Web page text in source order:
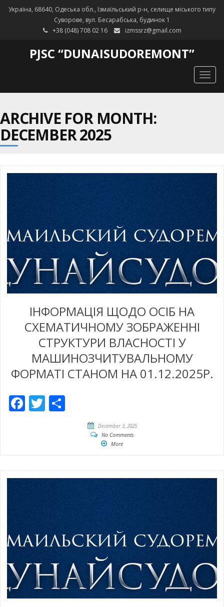
Україна, 68640, Одеська обл., Ізмаїльський р-н, селище міського типу
Суворове, вул. Бесарабська, будинок 1
+38 (048) 708 02 16
izmssrz@gmail.com
PJSC “DUNAISUDOREMONT”
ARCHIVE FOR MONTH:
DECEMBER 2025
ІНФОРМАЦІЯ ЩОДО ОСІБ НА
СХЕМАТИЧНОМУ ЗОБРАЖЕННІ
СТРУКТУРИ ВЛАСНОСТІ У
МАШИНОЗЧИТУВАЛЬНОМУ
ФОРМАТІ СТАНОМ НА 01.12.2025Р.
Facebook
Twitter
December 3, 2025
No Comments
More